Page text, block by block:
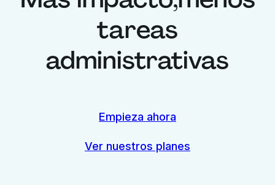
tareas
administrativas
Empieza ahora
Ver nuestros planes